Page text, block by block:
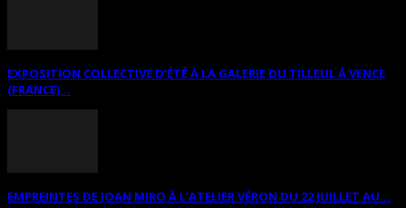
EXPOSITION COLLECTIVE D’ÉTÉ À LA GALERIE DU TILLEUL À VENCE
(FRANCE)...
EMPREINTES DE JOAN MIRO À L’ATELIER VÉRON DU 22 JUILLET AU...